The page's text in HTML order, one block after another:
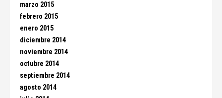
marzo 2015
febrero 2015
enero 2015
diciembre 2014
noviembre 2014
octubre 2014
septiembre 2014
agosto 2014